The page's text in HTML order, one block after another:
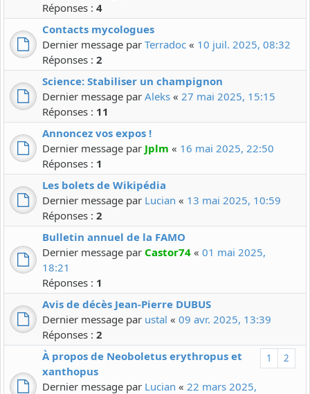
Réponses : 4
Contacts mycologues
Dernier message par Terradoc « 10 juil. 2025, 08:32
Réponses : 2
Science: Stabiliser un champignon
Dernier message par Aleks « 27 mai 2025, 15:15
Réponses : 11
Annoncez vos expos !
Dernier message par Jplm « 16 mai 2025, 22:50
Réponses : 1
Les bolets de Wikipédia
Dernier message par Lucian « 13 mai 2025, 10:59
Réponses : 2
Bulletin annuel de la FAMO
Dernier message par Castor74 « 01 mai 2025,
18:21
Réponses : 1
Avis de décès Jean-Pierre DUBUS
Dernier message par ustal « 09 avr. 2025, 13:39
Réponses : 2
1 2
À propos de Neoboletus erythropus et
xanthopus
Dernier message par Lucian « 22 mars 2025,